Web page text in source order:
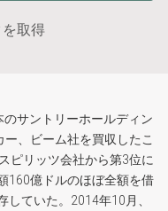
取得
サントリーホールディン
、ビーム社を買収したこ
ピリッツ会社から第3位に
160億ドルのほぼ全額を借
していた。2014年10月、